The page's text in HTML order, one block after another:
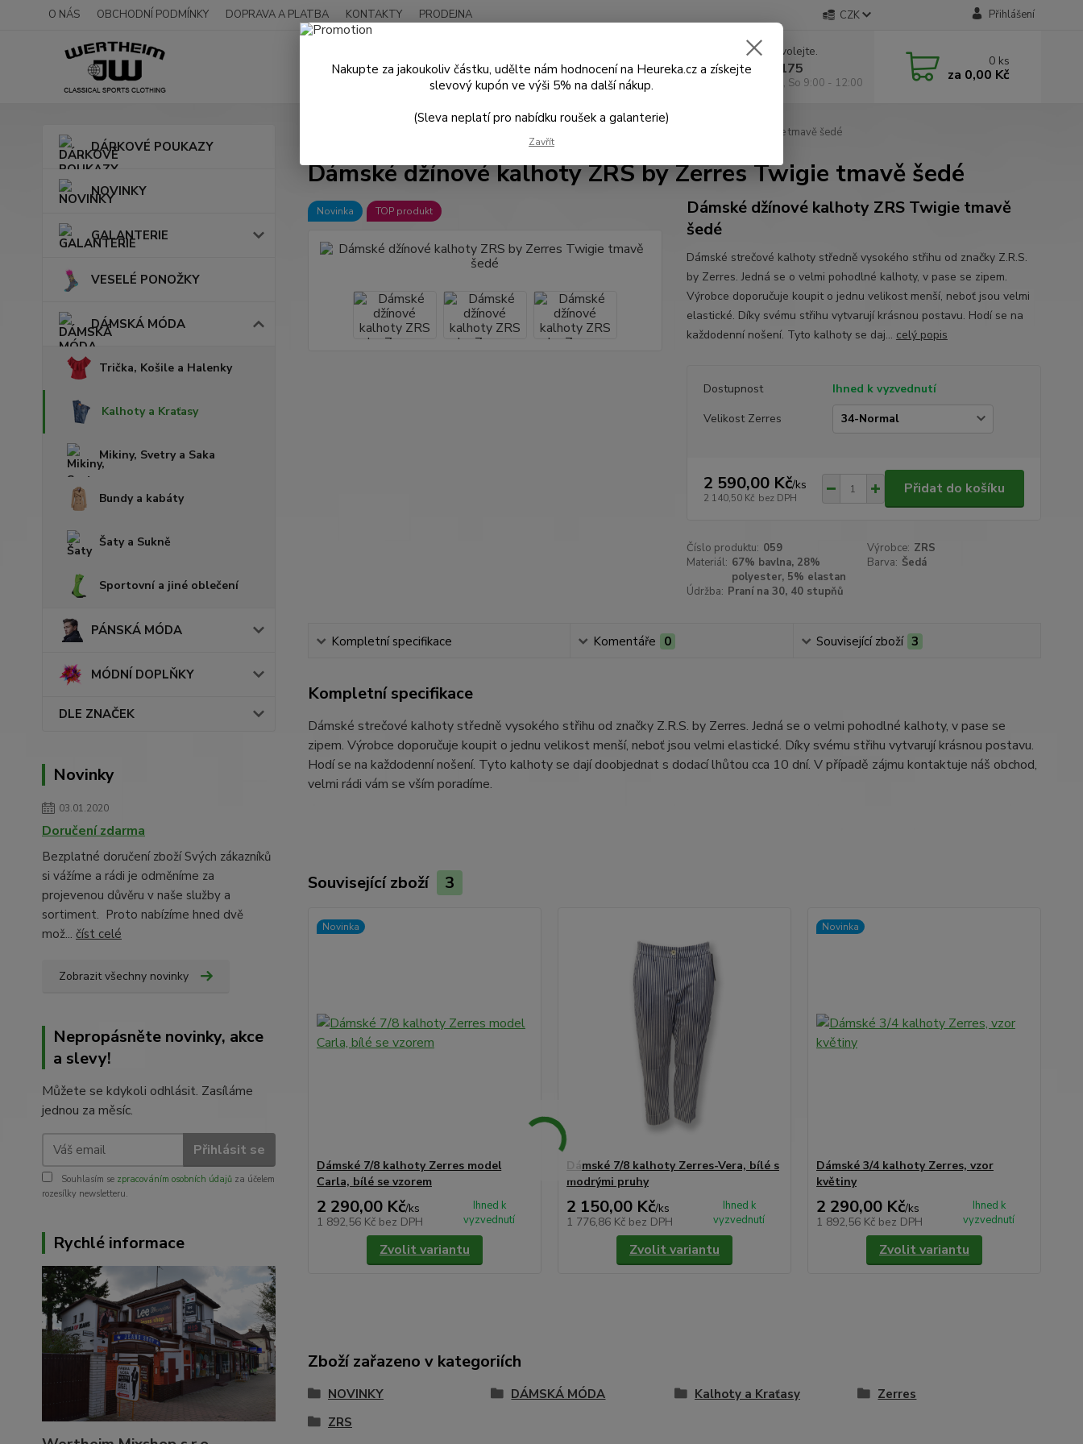
O NÁS OBCHODNÍ PODMÍNKY DOPRAVA A PLATBA KONTAKTY PRODEJNA CZK Přihlášení
Hledat
Nevíte si rady? Zavolejte.
+420 602 295 175
Po - Pá 9:00 -18:00, So 9:00 - 12:00
0 ks
za 0,00 Kč
DÁRKOVÉ POUKAZY
NOVINKY
GALANTERIE
VESELÉ PONOŽKY
DÁMSKÁ MÓDA
Trička, Košile a Halenky
Kalhoty a Kraťasy
Mikiny, Svetry a Saka
Bundy a kabáty
Šaty a Sukně
Sportovní a jiné oblečení
PÁNSKÁ MÓDA
MÓDNÍ DOPLŇKY
DLE ZNAČEK
Novinky
03.01.2020
Doručení zdarma
Bezplatné doručení zboží Svých zákazníků
si vážíme a rádi je odměníme za
projevenou důvěru v naše služby a
sortiment. Proto nabízíme hned dvě
mož... číst celé
Zobrazit všechny novinky
Nepropásněte novinky, akce
a slevy!
Můžete se kdykoli odhlásit. Zasíláme
jednou za měsíc.
Přihlásit se
Souhlasím se zpracováním osobních údajů za účelem
rozesílky newsletteru.
Rychlé informace
Dámské džínové kalhoty ZRS by Zerres Twigie tmavě šedé
Dámské džínové kalhoty ZRS by Zerres Twigie tmavě šedé
Novinka TOP produkt
Dámské džínové kalhoty ZRS Twigie tmavě
šedé
Dámské strečové kalhoty středně vysokého střihu od značky Z.R.S.
by Zerres. Jedná se o velmi pohodlné kalhoty, v pase se zipem.
Výrobce doporučuje koupit o jednu velikost menší, neboť jsou velmi
elastické. Díky svému střihu vytvarují krásnou postavu. Hodí se na
každodenní nošení. Tyto kalhoty se daj... celý popis
Dostupnost
Ihned k vyzvednutí
Velikost Zerres
2 590,00 Kč/ks
2 140,50 Kč bez DPH
Přidat do košíku
Číslo produktu: 059 Výrobce: ZRS
Materiál: 67% bavlna, 28%
polyester, 5% elastan
Barva: Šedá
Údržba: Praní na 30, 40 stupňů
Kompletní specifikace Komentáře 0 Související zboží 3
Kompletní specifikace
Dámské strečové kalhoty středně vysokého střihu od značky Z.R.S. by Zerres. Jedná se o velmi pohodlné kalhoty, v pase se
zipem. Výrobce doporučuje koupit o jednu velikost menší, neboť jsou velmi elastické. Díky svému střihu vytvarují krásnou postavu.
Hodí se na každodenní nošení. Tyto kalhoty se dají doobjednat s dodací lhůtou cca 10 dní. V případě zájmu kontaktuje náš obchod,
velmi rádi vám se vším poradíme.
Související zboží 3
Novinka
Dámské 7/8 kalhoty Zerres model
Carla, bílé se vzorem
2 290,00 Kč/ks
1 892,56 Kč bez DPH
Ihned k
vyzvednutí
Zvolit variantu
Dámské 7/8 kalhoty Zerres-Vera, bílé s
modrými pruhy
2 150,00 Kč/ks
1 776,86 Kč bez DPH
Ihned k
vyzvednutí
Zvolit variantu
Novinka
Dámské 3/4 kalhoty Zerres, vzor
květiny
2 290,00 Kč/ks
1 892,56 Kč bez DPH
Ihned k
vyzvednutí
Zvolit variantu
Zboží zařazeno v kategoriích
NOVINKY DÁMSKÁ MÓDA Kalhoty a Kraťasy
Zerres
ZRS
Nakupte za jakoukoliv částku, udělte nám hodnocení na Heureka.cz a získejte
slevový kupón ve výši 5% na další nákup.
(Sleva neplatí pro nabídku roušek a galanterie)
Zavřít